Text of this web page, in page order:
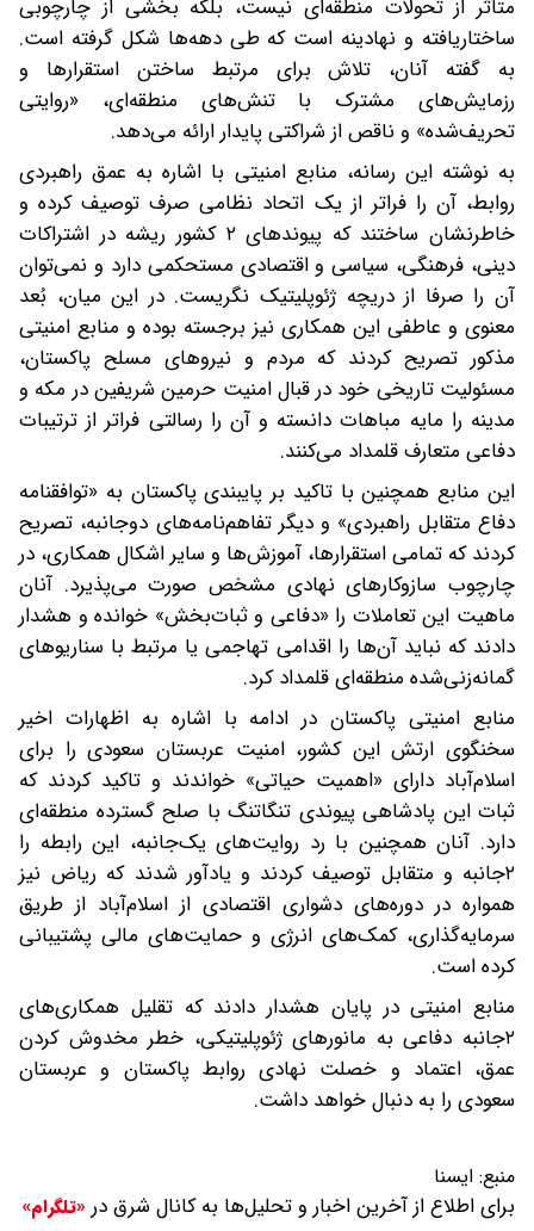
متاثر از تحولات منطقه‌ای نیست، بلکه بخشی از چارچوبی
ساختاریافته و نهادینه است که طی دهه‌ها شکل گرفته است.
به گفته آنان، تلاش برای مرتبط ساختن استقرارها و
رزمایش‌های مشترک با تنش‌های منطقه‌ای، «روایتی
تحریف‌شده» و ناقص از شراکتی پایدار ارائه می‌دهد.
به نوشته این رسانه، منابع امنیتی با اشاره به عمق راهبردی
روابط، آن را فراتر از یک اتحاد نظامی صرف توصیف کرده و
خاطرنشان ساختند که پیوندهای ۲ کشور ریشه در اشتراکات
دینی، فرهنگی، سیاسی و اقتصادی مستحکمی دارد و نمی‌توان
آن را صرفا از دریچه ژئوپلیتیک نگریست. در این میان، بُعد
معنوی و عاطفی این همکاری نیز برجسته بوده و منابع امنیتی
مذکور تصریح کردند که مردم و نیروهای مسلح پاکستان،
مسئولیت تاریخی خود در قبال امنیت حرمین شریفین در مکه و
مدینه را مایه مباهات دانسته و آن را رسالتی فراتر از ترتیبات
دفاعی متعارف قلمداد می‌کنند.
این منابع همچنین با تاکید بر پایبندی پاکستان به «توافقنامه
دفاع متقابل راهبردی» و دیگر تفاهم‌نامه‌های دوجانبه، تصریح
کردند که تمامی استقرارها، آموزش‌ها و سایر اشکال همکاری، در
چارچوب سازوکارهای نهادی مشخص صورت می‌پذیرد. آنان
ماهیت این تعاملات را «دفاعی و ثبات‌بخش» خوانده و هشدار
دادند که نباید آن‌ها را اقدامی تهاجمی یا مرتبط با سناریوهای
گمانه‌زنی‌شده منطقه‌ای قلمداد کرد.
منابع امنیتی پاکستان در ادامه با اشاره به اظهارات اخیر
سخنگوی ارتش این کشور، امنیت عربستان سعودی را برای
اسلام‌آباد دارای «اهمیت حیاتی» خواندند و تاکید کردند که
ثبات این پادشاهی پیوندی تنگاتنگ با صلح گسترده منطقه‌ای
دارد. آنان همچنین با رد روایت‌های یک‌جانبه، این رابطه را
۲جانبه و متقابل توصیف کردند و یادآور شدند که ریاض نیز
همواره در دوره‌های دشواری اقتصادی از اسلام‌آباد از طریق
سرمایه‌گذاری، کمک‌های انرژی و حمایت‌های مالی پشتیبانی
کرده است.
منابع امنیتی در پایان هشدار دادند که تقلیل همکاری‌های
۲جانبه دفاعی به مانورهای ژئوپلیتیکی، خطر مخدوش کردن
عمق، اعتماد و خصلت نهادی روابط پاکستان و عربستان
سعودی را به دنبال خواهد داشت.
منبع: ایسنا
برای اطلاع از آخرین اخبار و تحلیل‌ها به کانال شرق در «تلگرام»